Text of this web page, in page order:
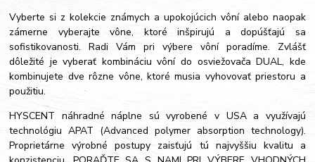
Vyberte si z kolekcie známych a upokojúcich vôní alebo naopak
zámerne vyberajte vône, ktoré inšpirujú a dopúšťajú sa
sofistikovanosti. Radi Vám pri výbere vôní poradíme. Zvlášť
dôležité je vyberať kombináciu vôní do osviežovača DUAL, kde
kombinujete dve rôzne vône, ktoré musia vyhovovať priestoru a
použitiu.
HYSCENT náhradné náplne sú vyrobené v USA a využívajú
technológiu APAT (Advanced polymer absorption technology).
Proprietárne výrobné postupy zaisťujú tú najvyššiu kvalitu a